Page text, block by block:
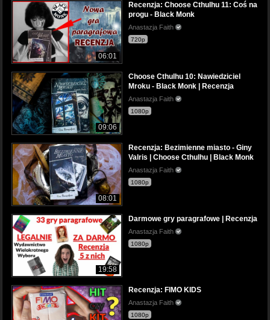
06:01
Recenzja: Choose Cthulhu 11: Coś na
progu - Black Monk
Anastazja Faith
720p
09:06
Choose Cthulhu 10: Nawiedziciel
Mroku - Black Monk | Recenzja
Anastazja Faith
1080p
08:01
Recenzja: Bezimienne miasto - Giny
Valris | Choose Cthulhu | Black Monk
Anastazja Faith
1080p
19:58
Darmowe gry paragrafowe | Recenzja
Anastazja Faith
1080p
Recenzja: FIMO KIDS
Anastazja Faith
1080p